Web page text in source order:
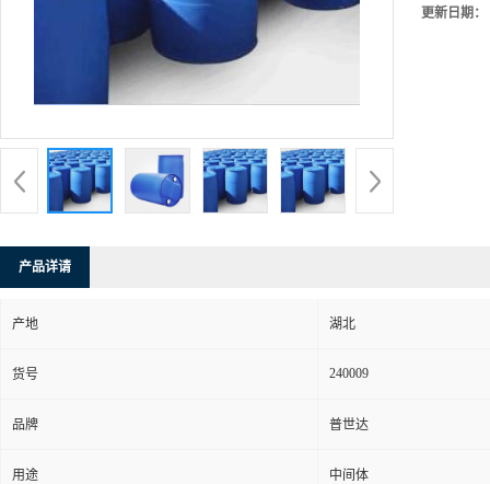
更新日期：
产品详请
产地 湖北
货号 240009
品牌 普世达
用途 中间体